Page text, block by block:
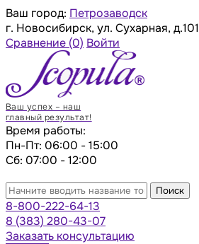
Ваш город: Петрозаводск
г. Новосибирск, ул. Сухарная, д.101
Сравнение (0) Войти
Ваш успех – наш
главный результат!
Время работы:
Пн-Пт: 06:00 - 15:00
Сб: 07:00 - 12:00
Поиск
8-800-222-64-13
8 (383) 280-43-07
Заказать консультацию